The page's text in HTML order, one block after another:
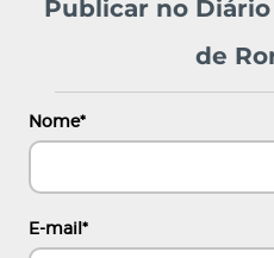
Publicar no
de
Nome*
E-mail *